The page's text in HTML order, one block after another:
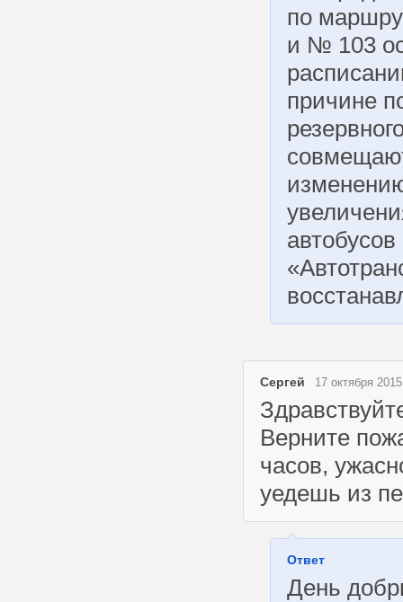
по
и № 103
причине
Сергей 17 октября
Верните
часов,
уедешь из
Ответ
День